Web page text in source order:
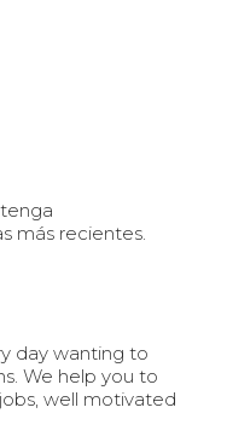
más recientes.
day wanting to
We help you to
well motivated